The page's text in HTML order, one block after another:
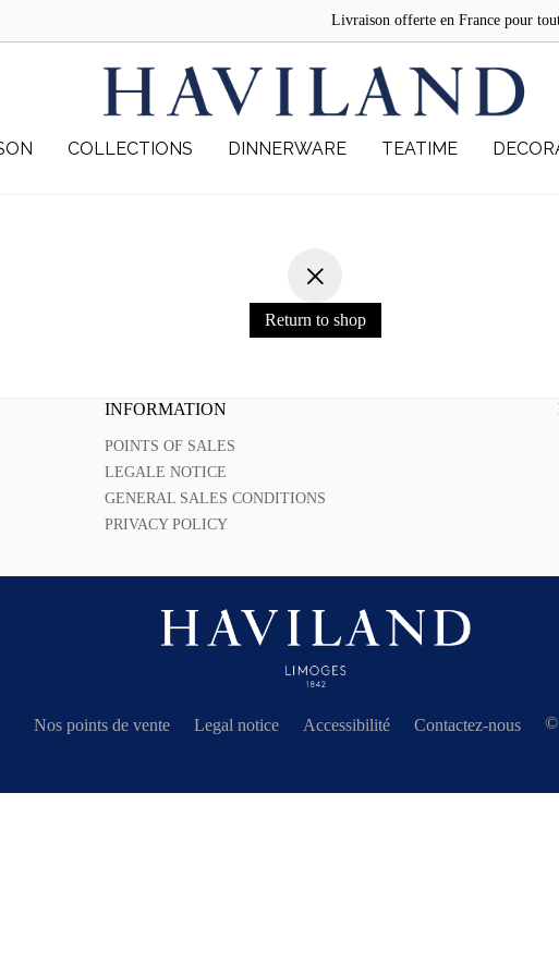
Livraison offerte en France pour
COLLECTIONS DINNERWARE TEATIME
Return to shop
INFORMATION
POINTS OF SALES
LEGALE NOTICE
GENERAL SALES CONDITIONS
PRIVACY POLICY
Nos points de vente Legal notice Accessibilité Contactez-nous ©